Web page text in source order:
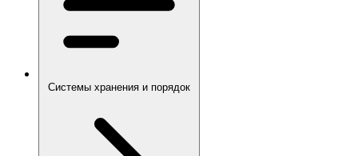
Системы хранения и порядок